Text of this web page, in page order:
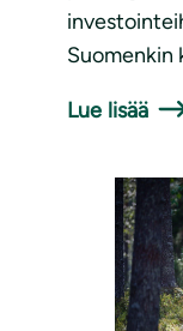
Suomenkin
Lue lisää